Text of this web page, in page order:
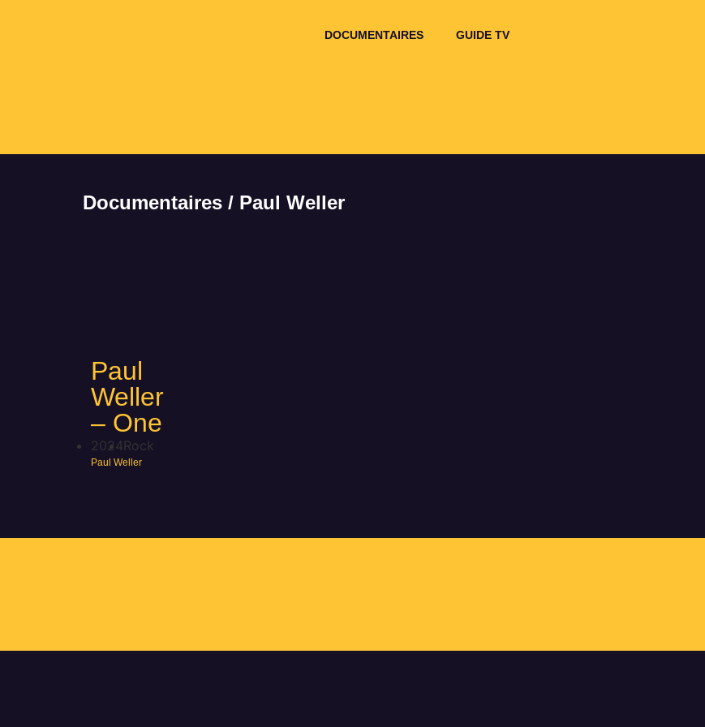
DOCUMENTAIRES GUIDE TV
Documentaires / Paul Weller
Paul
Weller
– One
2024 Rock
Paul Weller